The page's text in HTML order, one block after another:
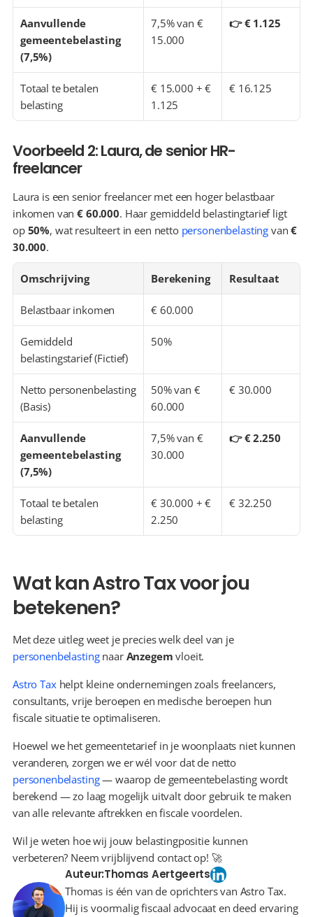
Aanvullende
gemeentebelasting
(7,5%)
7,5% van €
15.000
👉 € 1.125
Totaal te betalen
belasting
€ 15.000 + €
1.125
€ 16.125
Voorbeeld 2: Laura, de senior HR-
freelancer
Laura is een senior freelancer met een hoger belastbaar
inkomen van € 60.000. Haar gemiddeld belastingtarief ligt
op 50%, wat resulteert in een netto personenbelasting van €
30.000.
Omschrijving Berekening Resultaat
Belastbaar inkomen € 60.000
Gemiddeld
belastingstarief (Fictief)
50%
Netto personenbelasting
(Basis)
50% van €
60.000
€ 30.000
Aanvullende
gemeentebelasting
(7,5%)
7,5% van €
30.000
👉 € 2.250
Totaal te betalen
belasting
€ 30.000 + €
2.250
€ 32.250
Wat kan Astro Tax voor jou
betekenen?
Met deze uitleg weet je precies welk deel van je
personenbelasting naar Anzegem vloeit.
Astro Tax helpt kleine ondernemingen zoals freelancers,
consultants, vrije beroepen en medische beroepen hun
fiscale situatie te optimaliseren.
Hoewel we het gemeentetarief in je woonplaats niet kunnen
personenbelasting — waarop de gemeentebelasting wordt
berekend — zo laag mogelijk uitvalt door gebruik te maken
van alle relevante aftrekken en fiscale voordelen.
Wil je weten hoe wij jouw belastingpositie kunnen
verbeteren? Neem vrijblijvend contact op! 🚀
Auteur:Thomas Aertgeerts
Thomas is één van de oprichters van Astro Tax.
Hij is voormalig fiscaal advocaat en deed ervaring